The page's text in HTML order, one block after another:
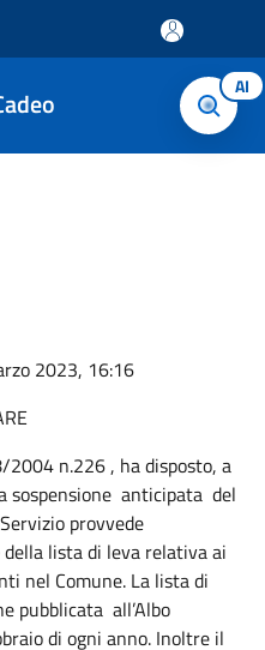
AI
2023, 16:16
2004 n.226 , ha disposto, a
anticipata del
provvede
lista di leva relativa ai
nel Comune. La lista di
pubblicata all’Albo
di ogni anno. Inoltre il